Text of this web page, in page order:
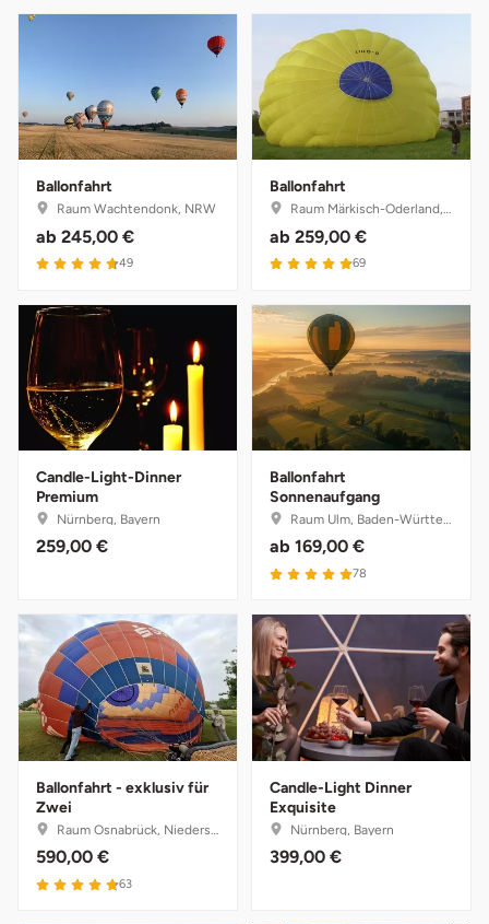
Ballonfahrt
Raum Wachtendonk, NRW
ab 245,00 €
4.7 von 5
49
Ballonfahrt
Raum Märkisch-Oderland, Brandenburg
ab 259,00 €
4.9 von 5
69
Candle-Light-Dinner
Premium
Nürnberg, Bayern
259,00 €
Ballonfahrt
Sonnenaufgang
Raum Ulm, Baden-Württemberg
ab 169,00 €
5 von 5
78
Ballonfahrt - exklusiv für
Zwei
Raum Osnabrück, Niedersachsen
590,00 €
4.8 von 5
63
Candle-Light Dinner
Exquisite
Nürnberg, Bayern
399,00 €
Salzgitter
Schongau
Schwabach
Schweinfurt
Schwerin
Segeberg
Seligenstadt
Speyer
Stade
Stendal
Stettiner Haff
Stormarn
Straubing
Stuttgart